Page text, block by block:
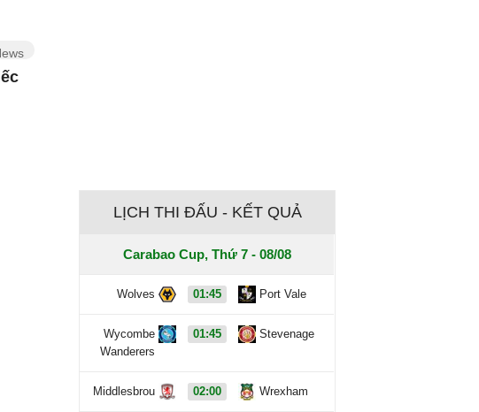
LỊCH THI ĐẤU - KẾT QUẢ
Carabao Cup, Thứ 7 - 08/08
Wolves 01:45 Port Vale
Wycombe
Wanderers
01:45 Stevenage
Middlesbrou 02:00 Wrexham